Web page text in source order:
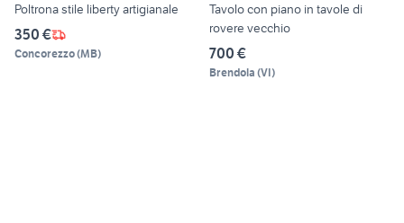
Poltrona stile liberty artigianale
350 €
Concorezzo(MB)
Tavolo con piano in tavole di
rovere vecchio
700 €
Brendola (VI)